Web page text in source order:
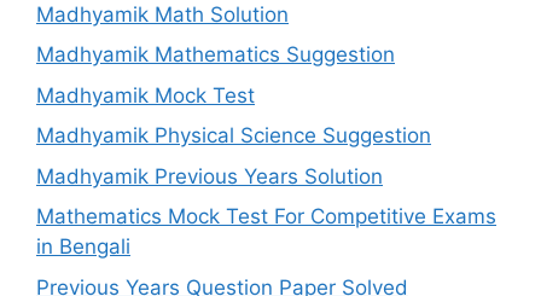
Madhyamik Math Solution
Madhyamik Mathematics Suggestion
Madhyamik Mock Test
Madhyamik Physical Science Suggestion
Madhyamik Previous Years Solution
Mathematics Mock Test For Competitive Exams
in Bengali
Previous Years Question Paper Solved